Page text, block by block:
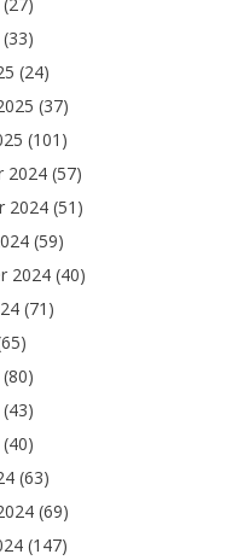
(27)
(33)
(24)
(37)
(101)
2024 (57)
2024 (51)
(59)
2024 (40)
(71)
(80)
(43)
(40)
(63)
(69)
(147)